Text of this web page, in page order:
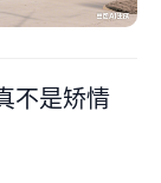
不是矫情